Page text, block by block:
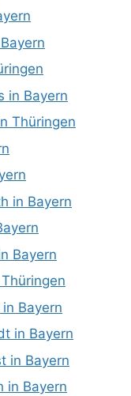
in Bayern
Thüringen
in Bayern
Bayern
Bayern
in Bayern
in Bayern
in Bayern